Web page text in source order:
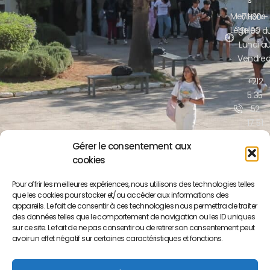
Gérer le consentement aux
cookies
Pour offrir les meilleures expériences, nous utilisons des technologies telles
que les cookies pour stocker et/ou accéder aux informations des
appareils. Le fait de consentir à ces technologies nous permettra de traiter
des données telles que le comportement de navigation ou les ID uniques
sur ce site. Le fait de ne pas consentir ou de retirer son consentement peut
avoir un effet négatif sur certaines caractéristiques et fonctions.
Mentions
Légales
7H30 -
19H00
Lundi
+212
5 35
52
17 51
Moulay
Youssef
Meknès